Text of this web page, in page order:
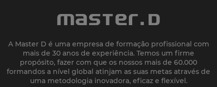
A Master D é uma empresa de formação profissional com
mais de 30 anos de experiência. Temos um firme
propósito, fazer com que os nossos mais de 60.000
formandos a nível global atinjam as suas metas através de
uma metodologia inovadora, eficaz e flexível.